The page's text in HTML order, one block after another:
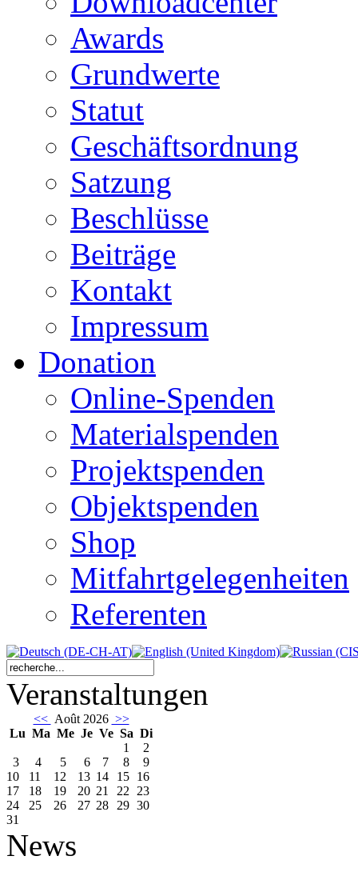
Awards
Grundwerte
Statut
Geschäftsordnung
Satzung
Beschlüsse
Beiträge
Kontakt
Impressum
Donation
Online-Spenden
Materialspenden
Projektspenden
Objektspenden
Shop
Mitfahrtgelegenheiten
Referenten
Veranstaltungen
<< Août 2026 >>
Lu Ma Me Je Ve Sa Di
1
2
3
4 5 6 7 8
9
10
11 12 13 14 15 16
17
18 19 20 21 22 23
24
25 26 27 28 29 30
31
News